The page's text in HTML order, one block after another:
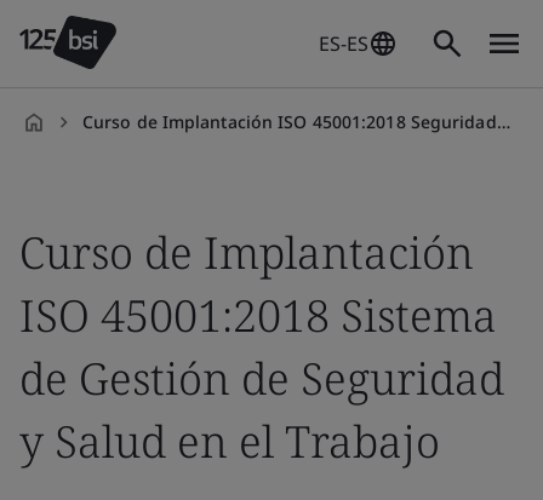
ES-ES
Curso de Implantación ISO 45001:2018 Seguridad y Salud
Curso de Implantación
ISO 45001:2018 Sistema
de Gestión de Seguridad
y Salud en el Trabajo